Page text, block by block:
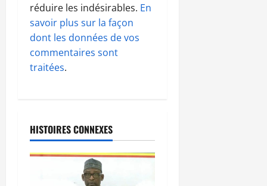
réduire les indésirables. En
savoir plus sur la façon
dont les données de vos
commentaires sont
traitées.
HISTOIRES CONNEXES